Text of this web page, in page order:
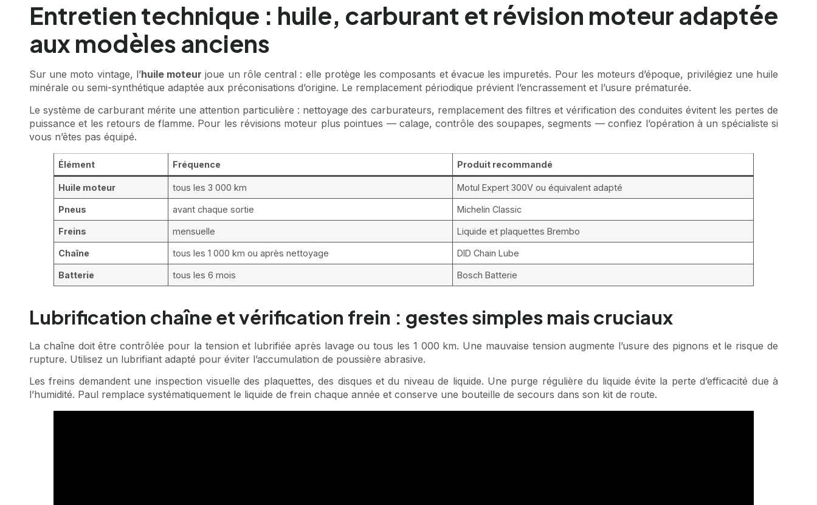
Entretien technique : huile, carburant et révision moteur adaptée
aux modèles anciens
Sur une moto vintage, l’huile moteur joue un rôle central : elle protège les composants et évacue les impuretés. Pour les moteurs d’époque, privilégiez une huile
minérale ou semi-synthétique adaptée aux préconisations d’origine. Le remplacement périodique prévient l’encrassement et l’usure prématurée.
Le système de carburant mérite une attention particulière : nettoyage des carburateurs, remplacement des filtres et vérification des conduites évitent les pertes de
puissance et les retours de flamme. Pour les révisions moteur plus pointues — calage, contrôle des soupapes, segments — confiez l’opération à un spécialiste si
vous n’êtes pas équipé.
Élément Fréquence Produit recommandé
Huile moteur tous les 3 000 km Motul Expert 300V ou équivalent adapté
Pneus avant chaque sortie Michelin Classic
Freins mensuelle Liquide et plaquettes Brembo
Chaîne tous les 1 000 km ou après nettoyage DID Chain Lube
Batterie tous les 6 mois Bosch Batterie
Lubrification chaîne et vérification frein : gestes simples mais cruciaux
La chaîne doit être contrôlée pour la tension et lubrifiée après lavage ou tous les 1 000 km. Une mauvaise tension augmente l’usure des pignons et le risque de
rupture. Utilisez un lubrifiant adapté pour éviter l’accumulation de poussière abrasive.
Les freins demandent une inspection visuelle des plaquettes, des disques et du niveau de liquide. Une purge régulière du liquide évite la perte d’efficacité due à
l’humidité. Paul remplace systématiquement le liquide de frein chaque année et conserve une bouteille de secours dans son kit de route.